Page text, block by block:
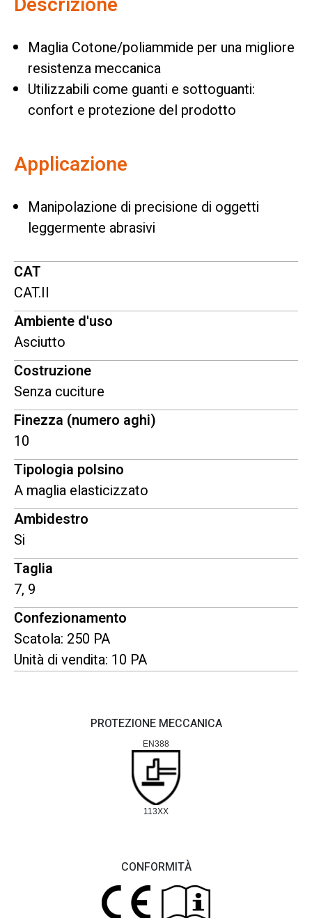
PROTEZIONE MECCANICA
EN388
113XX
CONFORMITÀ
Maglia Cotone/poliammide per una migliore
resistenza meccanica
Utilizzabili come guanti e sottoguanti:
confort e protezione del prodotto
Applicazione
Manipolazione di precisione di oggetti
leggermente abrasivi
CAT
CAT.II
Ambiente d'uso
Asciutto
Costruzione
Senza cuciture
Finezza (numero aghi)
10
Tipologia polsino
A maglia elasticizzato
Ambidestro
Si
Taglia
7, 9
Confezionamento
Scatola: 250 PA
Unità di vendita: 10 PA